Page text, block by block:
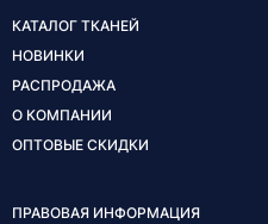
КАТАЛОГ ТКАНЕЙ
НОВИНКИ
РАСПРОДАЖА
О КОМПАНИИ
ОПТОВЫЕ СКИДКИ
ПРАВОВАЯ ИНФОРМАЦИЯ